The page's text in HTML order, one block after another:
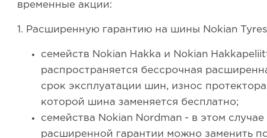
временные акции:
1. Расширенную гарантию на шины Nokian
семейств Nokian Hakka и Nokian
распространяется бессрочная
срок эксплуатации шин, износ
которой шина заменяется бесплатно;
семейства Nokian Nordman - в этом
расширенной гарантии можно заменить